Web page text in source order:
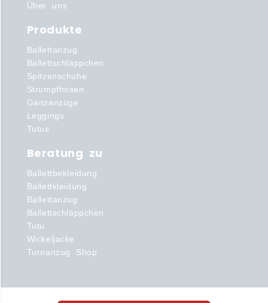
Über uns
Produkte
Ballettanzug
Ballettschläppchen
Spitzenschuhe
Strumpfhosen
Ganzanzüge
Leggings
Tutus
Beratung zu
Ballettbekleidung
Ballettkleidung
Ballettanzug
Ballettschläppchen
Tutu
Wickeljacke
Turnanzug Shop